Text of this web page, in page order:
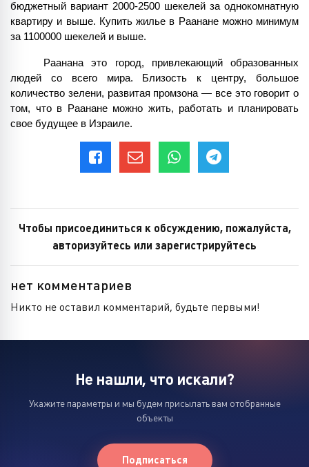
бюджетный вариант 2000-2500 шекелей за однокомнатную
квартиру и выше. Купить жилье в Раанане можно минимум
за 1100000 шекелей и выше.
Раанана это город, привлекающий образованных
людей со всего мира. Близость к центру, большое
количество зелени, развитая промзона — все это говорит о
том, что в Раанане можно жить, работать и планировать
свое будущее в Израиле.
Чтобы присоединиться к обсуждению, пожалуйста,
авторизуйтесь или зарегистрируйтесь
нет комментариев
Никто не оставил комментарий, будьте первыми!
Не нашли, что искали?
Укажите параметры и мы будем присылать вам отобранные
объекты
Подписаться